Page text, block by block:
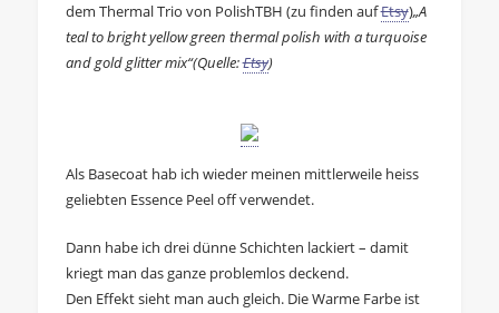
dem Thermal Trio von PolishTBH (zu finden aufEtsy)„A
teal to bright yellow green thermal polish with a turquoise
and gold glitter mix“(Quelle:Etsy)
Als Basecoat hab ich wieder meinen mittlerweile heiss
geliebten Essence Peel off verwendet.
Dann habe ich drei dünne Schichten lackiert – damit
kriegt man das ganze problemlos deckend.
Den Effekt sieht man auch gleich. Die Warme Farbe ist